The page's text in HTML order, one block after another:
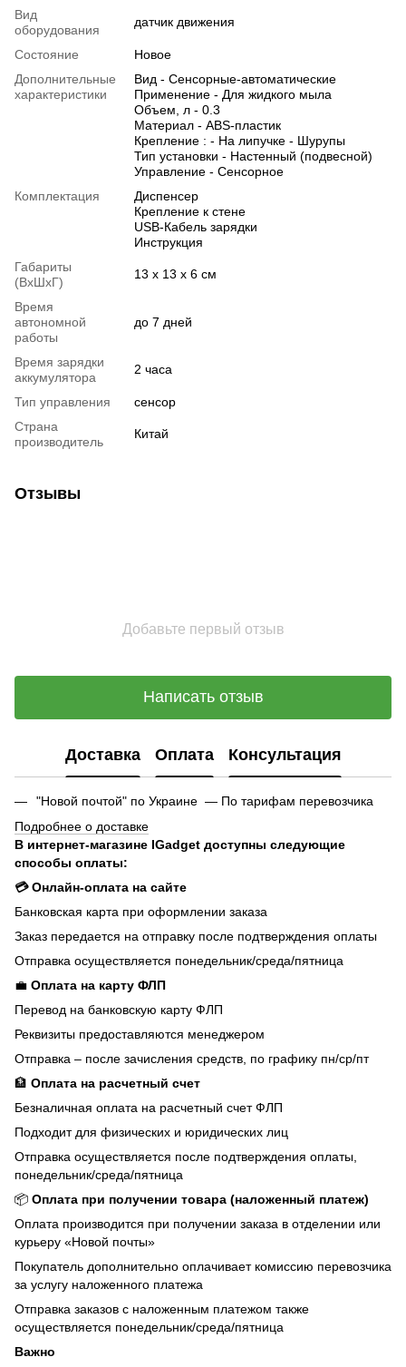
Вид
оборудования
датчик движения
Состояние
Новое
Дополнительные
характеристики
Вид - Сенсорные-автоматические
Применение - Для жидкого мыла
Объем, л - 0.3
Материал - ABS-пластик
Крепление : - На липучке - Шурупы
Тип установки - Настенный (подвесной)
Управление - Сенсорное
Комплектация
Диспенсер
Крепление к стене
USB-Кабель зарядки
Инструкция
Габариты
(ВхШхГ)
13 х 13 х 6 см
Время
автономной
работы
до 7 дней
Время зарядки
аккумулятора
2 часа
Тип управления
сенсор
Страна
производитель
Китай
Отзывы
Добавьте первый отзыв
Написать отзыв
Доставка Оплата Консультация
"Новой почтой" по Украине — По тарифам перевозчика
Подробнее о доставке
В интернет-магазине IGadget доступны следующие
способы оплаты:
💳 Онлайн-оплата на сайте
Банковская карта при оформлении заказа
Заказ передается на отправку после подтверждения оплаты
Отправка осуществляется понедельник/среда/пятница
💼 Оплата на карту ФЛП
Перевод на банковскую карту ФЛП
Реквизиты предоставляются менеджером
Отправка – после зачисления средств, по графику пн/ср/пт
🏦 Оплата на расчетный счет
Безналичная оплата на расчетный счет ФЛП
Подходит для физических и юридических лиц
Отправка осуществляется после подтверждения оплаты,
понедельник/среда/пятница
📦 Оплата при получении товара (наложенный платеж)
Оплата производится при получении заказа в отделении или
курьеру «Новой почты»
Покупатель дополнительно оплачивает комиссию перевозчика
за услугу наложенного платежа
Отправка заказов с наложенным платежом также
осуществляется понедельник/среда/пятница
Важно